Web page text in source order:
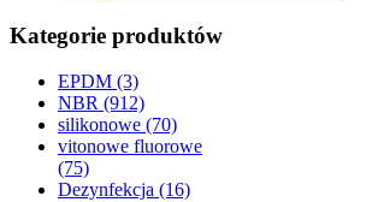
Kategorie produktów
EPDM (3)
NBR (912)
silikonowe (70)
vitonowe fluorowe
(75)
Dezynfekcja (16)